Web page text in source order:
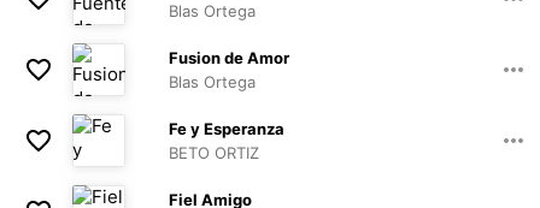
Blas Ortega
04:51
Fusion de Amor
Blas Ortega
06:13
Fe y Esperanza
BETO ORTIZ
04:12
Fiel Amigo